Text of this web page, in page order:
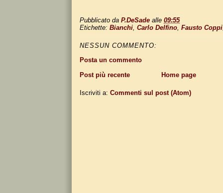
Pubblicato da P.DeSade alle 09:55
Etichette: Bianchi Carlo Delfino Fausto Coppi
NESSUN COMMENTO:
Posta un commento
Post più recente
Home page
Iscriviti a: Commenti sul post (Atom)